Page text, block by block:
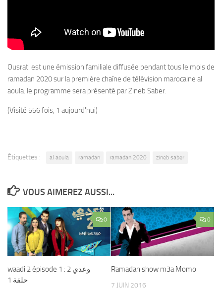
Ousrati est une émission familiale diffusée pendant tous le mois de
ramadan 2020 sur la première chaîne de télévision marocaine al
aoula. le programme sera présenté par Zineb Saber.
(Visité 556 fois, 1 aujourd'hui)
Étiquettes : al aoula ramadan ramadan 2020 zineb saber
VOUS AIMEREZ AUSSI...
0
waadi 2 épisode 1 : وعدي 2
حلقة 1
0
Ramadan show m3a Momo
7 JUIN 2016